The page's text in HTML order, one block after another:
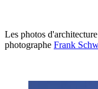
Les photos
photographe Frank